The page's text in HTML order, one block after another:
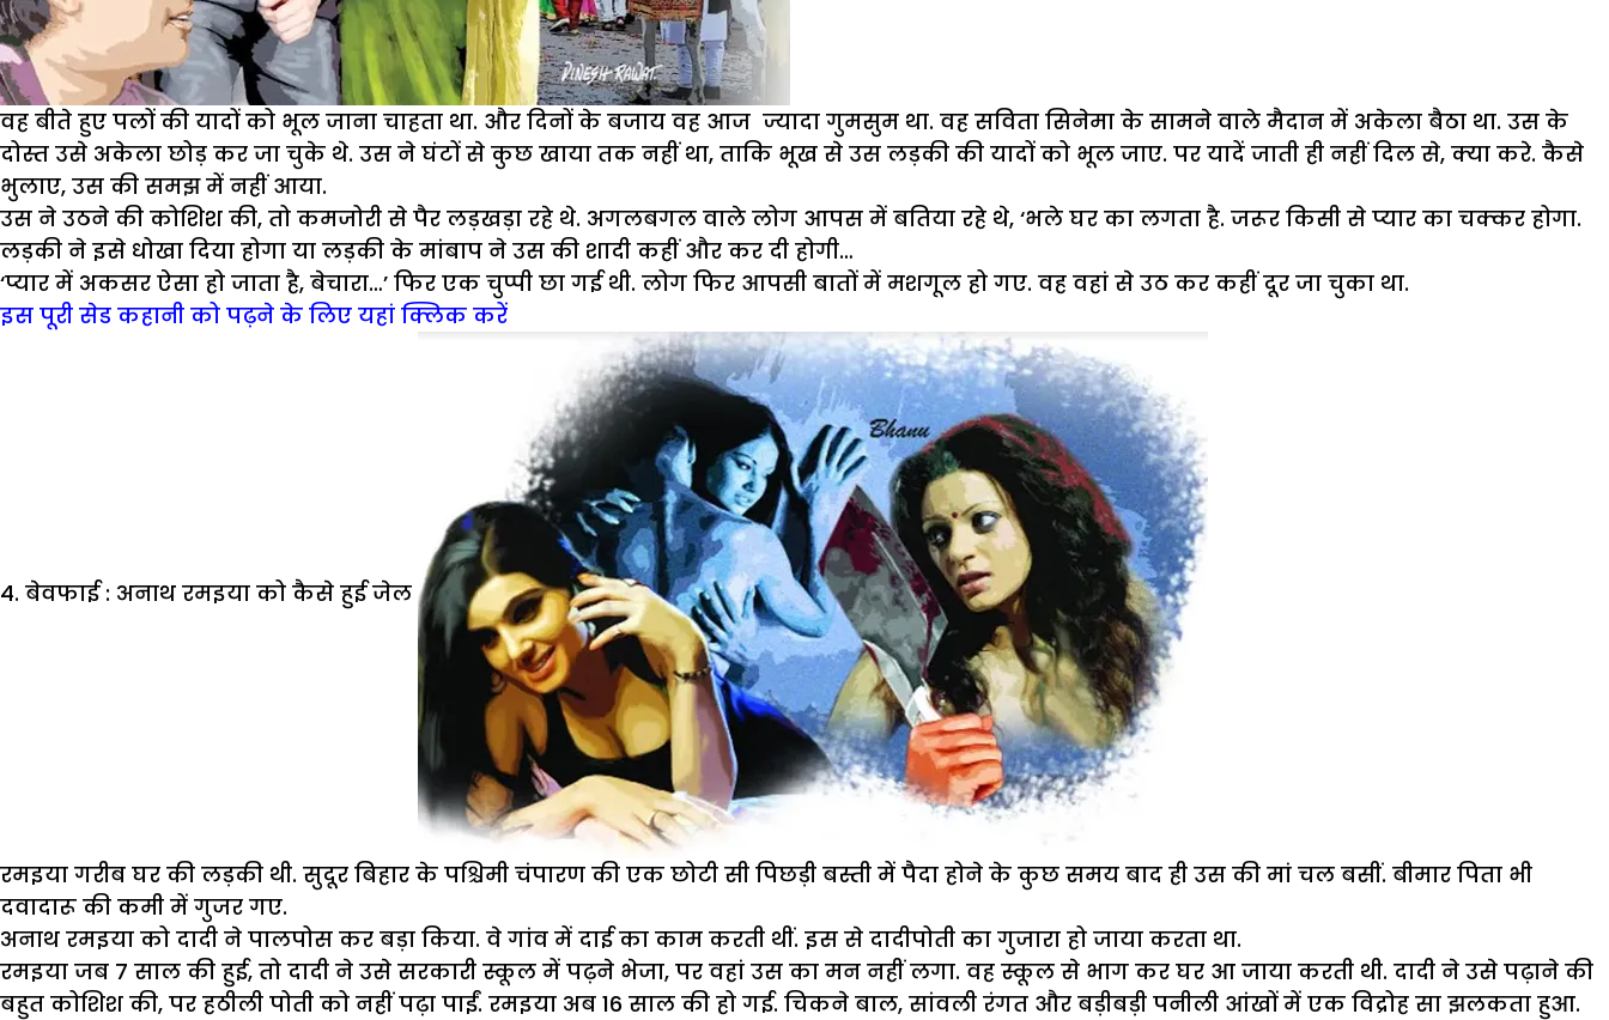
वह बीते हुए पलों की यादों को भूल जाना चाहता था. और दिनों के बजाय वह आज ज्यादा गुमसुम था. वह सविता सिनेमा के सामने वाले मैदान में अकेला बैठा था. उस के
दोस्त उसे अकेला छोड़ कर जा चुके थे. उस ने घंटों से कुछ खाया तक नहीं था, ताकि भूख से उस लड़की की यादों को भूल जाए. पर यादें जाती ही नहीं दिल से, क्या करे. कैसे
भुलाए, उस की समझ में नहीं आया.
उस ने उठने की कोशिश की, तो कमजोरी से पैर लड़खड़ा रहे थे. अगलबगल वाले लोग आपस में बतिया रहे थे, ‘भले घर का लगता है. जरूर किसी से प्यार का चक्कर होगा.
लड़की ने इसे धोखा दिया होगा या लड़की के मांबाप ने उस की शादी कहीं और कर दी होगी…
‘प्यार में अकसर ऐसा हो जाता है, बेचारा…’ फिर एक चुप्पी छा गई थी. लोग फिर आपसी बातों में मशगूल हो गए. वह वहां से उठ कर कहीं दूर जा चुका था.
इस पूरी सेड कहानी को पढ़ने के लिए यहां क्लिक करें
4. बेवफाई : अनाथ रमइया को कैसे हुई जेल
रमइया गरीब घर की लड़की थी. सुदूर बिहार के पश्चिमी चंपारण की एक छोटी सी पिछड़ी बस्ती में पैदा होने के कुछ समय बाद ही उस की मां चल बसीं. बीमार पिता भी
दवादारू की कमी में गुजर गए.
अनाथ रमइया को दादी ने पालपोस कर बड़ा किया. वे गांव में दाई का काम करती थीं. इस से दादीपोती का गुजारा हो जाया करता था.
रमइया जब 7 साल की हुई, तो दादी ने उसे सरकारी स्कूल में पढ़ने भेजा, पर वहां उस का मन नहीं लगा. वह स्कूल से भाग कर घर आ जाया करती थी. दादी ने उसे पढ़ाने की
बहुत कोशिश की, पर हठीली पोती को नहीं पढ़ा पाईं. रमइया अब 16 साल की हो गई. चिकने बाल, सांवली रंगत और बड़ीबड़ी पनीली आंखों में एक विद्रोह सा झलकता हुआ.